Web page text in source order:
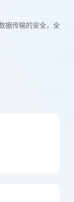
据传输的安全，全